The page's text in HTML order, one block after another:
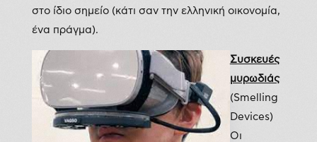
στο ίδιο σημείο (κάτι σαν την ελληνική οικονομία,
ένα πράγμα).
Συσκευές
μυρωδιάς
(Smelling
Devices)
Οι